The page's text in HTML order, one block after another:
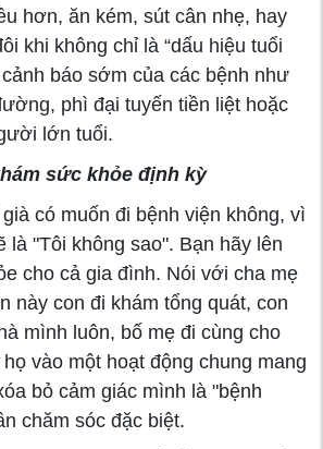
hơn, ăn kém, sút cân nhẹ, hay
khi không chỉ là “dấu hiệu tuổi
báo sớm của các bệnh như
phì đại tuyến tiền liệt hoặc
lớn tuổi.
sức khỏe định kỳ
có muốn đi bệnh viện không, vì
là "Tôi không sao". Bạn hãy lên
cho cả gia đình. Nói với cha mẹ
này con đi khám tổng quát, con
mình luôn, bố mẹ đi cùng cho
vào một hoạt động chung mang
bỏ cảm giác mình là "bệnh
chăm sóc đặc biệt.